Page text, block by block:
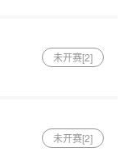
未开赛[2]
未开赛[2]